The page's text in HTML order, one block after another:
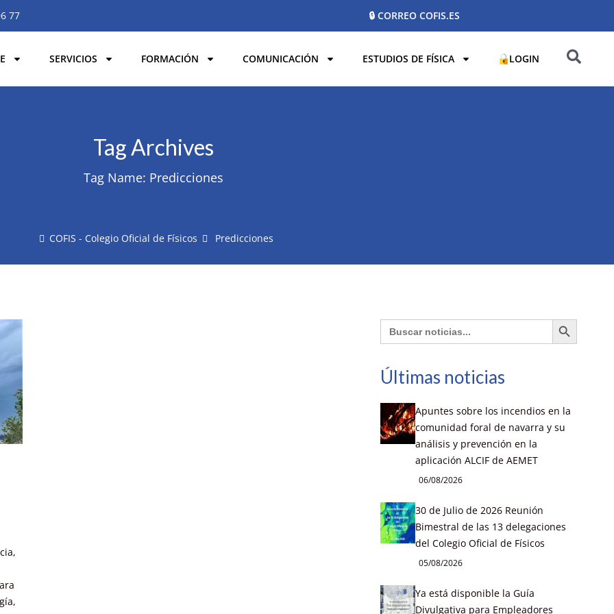
77 🔒 CORREO COFIS.ES
SERVICIOS FORMACIÓN COMUNICACIÓN ESTUDIOS DE FÍSICA LOGIN
Tag Archives
Tag Name: Predicciones
COFIS - Colegio Oficial de Físicos Predicciones
Buscar: Botón de búsqueda
Últimas noticias
Apuntes sobre los incendios en la
comunidad foral de navarra y su
análisis y prevención en la
aplicación ALCIF de AEMET
06/08/2026
30 de Julio de 2026 Reunión
Bimestral de las 13 delegaciones
del Colegio Oficial de Físicos
05/08/2026
Ya está disponible la Guía
Divulgativa para Empleadores